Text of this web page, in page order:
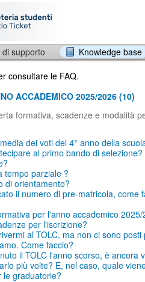
supporto
Knowledge base
consultare le FAQ.
ACCADEMICO 2025/2026 (10)
formativa, scadenze e modalità
dei voti del 4° anno della
al primo bando di selezione?
tempo parziale ?
di orientamento?
il numero di pre-matricola, come
per l'anno accademico
per l'iscrizione?
al TOLC, ma non ci sono posti
Come faccio?
il TOLC l'anno scorso, è ancora
più volte? E, nel caso, quale
le graduatorie?